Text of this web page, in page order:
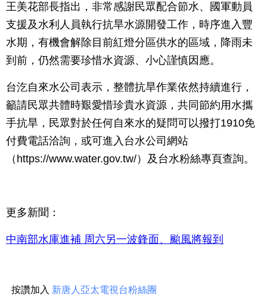
王美花部長指出，非常感謝民眾配合節水、國軍動員
支援及水利人員執行抗旱水源開發工作，時序進入豐
水期，有機會解除目前紅燈分區供水的區域，降雨未
到前，仍然需要珍惜水資源、小心謹慎因應。
台汔自來水公司表示，整體抗旱作業依然持續進行，
籲請民眾共體時艱愛惜珍貴水資源，共同節約用水攜
手抗旱，民眾對於任何自來水的疑問可以撥打1910免
付費電話洽詢，或可進入台水公司網站
（https://www.water.gov.tw/）及台水粉絲專頁查詢。
更多新聞：
中南部水庫進補 周六另一波鋒面、颱風將報到
按讚加入 新唐人亞太電視台粉絲團